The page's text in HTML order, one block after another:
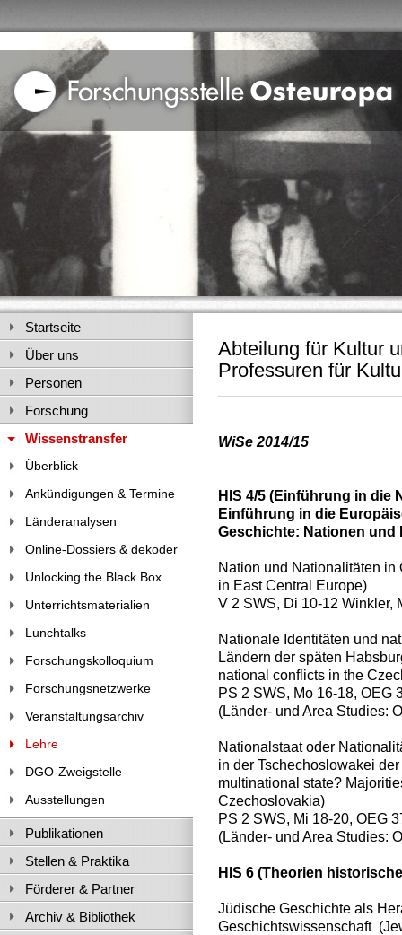
Abteilung für Kultur
Professuren für
WiSe 2014/15
HIS 4/5 (Einführung in die
Einführung in die
Geschichte: Nationen und
Nation und Nationalitäten
in East Central Europe)
V 2 SWS, Di 10-12 Winkler,
Nationale Identitäten und
Ländern der späten
national conflicts in the
PS 2 SWS, Mo 16-18, OEG
(Länder- und Area Studies:
Nationalstaat oder
in der Tschechoslowakei
multinational state?
Czechoslovakia)
PS 2 SWS, Mi 18-20, OEG
(Länder- und Area Studies:
HIS 6 (Theorien
Jüdische Geschichte als
Geschichtswissenschaft
Startseite
Über uns
Personen
Forschung
Wissenstransfer
Überblick
Ankündigungen & Termine
Länderanalysen
Online-Dossiers & dekoder
Unlocking the Black Box
Unterrichtsmaterialien
Lunchtalks
Forschungskolloquium
Forschungsnetzwerke
Veranstaltungsarchiv
Lehre
DGO-Zweigstelle
Ausstellungen
Publikationen
Stellen & Praktika
Förderer & Partner
Archiv & Bibliothek